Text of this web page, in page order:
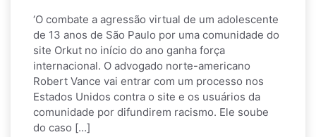
‘O combate a agressão virtual de um adolescente
de 13 anos de São Paulo por uma comunidade do
site Orkut no início do ano ganha força
internacional. O advogado norte-americano
Robert Vance vai entrar com um processo nos
Estados Unidos contra o site e os usuários da
comunidade por difundirem racismo. Ele soube
do caso […]